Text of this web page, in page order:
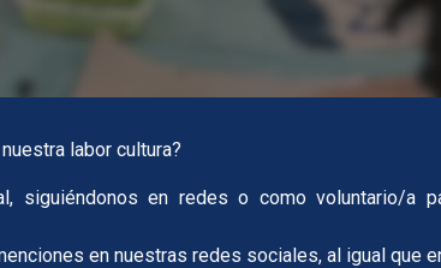
labor cultura?
siguiéndonos en redes o como voluntario/a
en nuestras redes sociales, al igual que